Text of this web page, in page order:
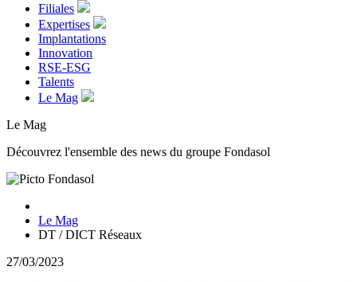
Filiales
Expertises
Implantations
Innovation
RSE-ESG
Talents
Le Mag
Le Mag
Découvrez l'ensemble des news du groupe Fondasol
Le Mag
DT / DICT Réseaux
27/03/2023